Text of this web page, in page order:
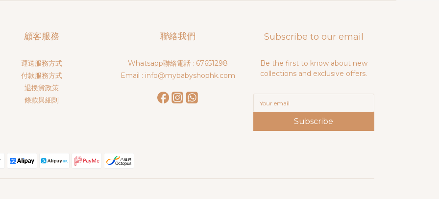
顧客服務
運送服務方式
付款服務方式
退換貨政策
條款與細則
聯絡我們
Whatsapp聯絡電話 : 67651298
Email : info@mybabyshophk.com
Subscribe to our email
Be the first to know about new
collections and exclusive offers.
Subscribe